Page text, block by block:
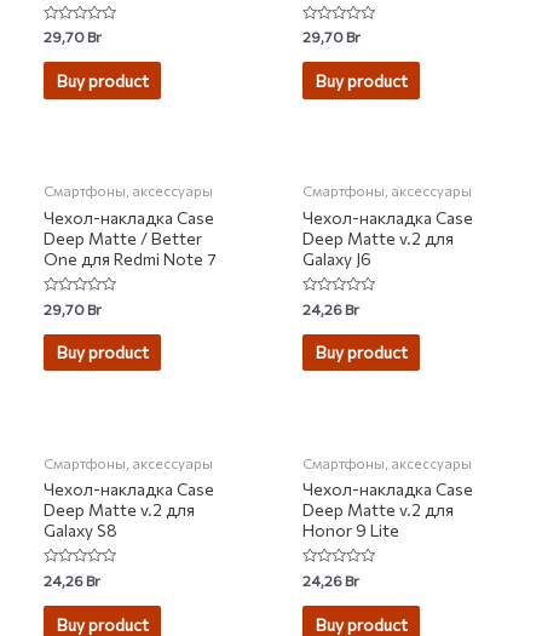
Rated
0
out
29,70Br
Buy product
Rated
0
out
29,70Br
Buy product
Смартфоны, аксессуары
Чехол-накладка Case
Deep Matte / Better
One для Redmi Note 7
Rated
0
out
29,70Br
Buy product
Смартфоны, аксессуары
Чехол-накладка Case
Deep Matte v.2 для
Galaxy J6
Rated
0
out
24,26Br
Buy product
Смартфоны, аксессуары
Чехол-накладка Case
Deep Matte v.2 для
Galaxy S8
Rated
0
out
24,26Br
Buy product
Смартфоны, аксессуары
Чехол-накладка Case
Deep Matte v.2 для
Honor 9 Lite
Rated
0
out
24,26Br
Buy product